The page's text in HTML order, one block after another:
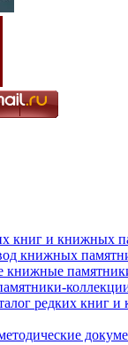
книг и книжных
книжных
книжные
редких книг